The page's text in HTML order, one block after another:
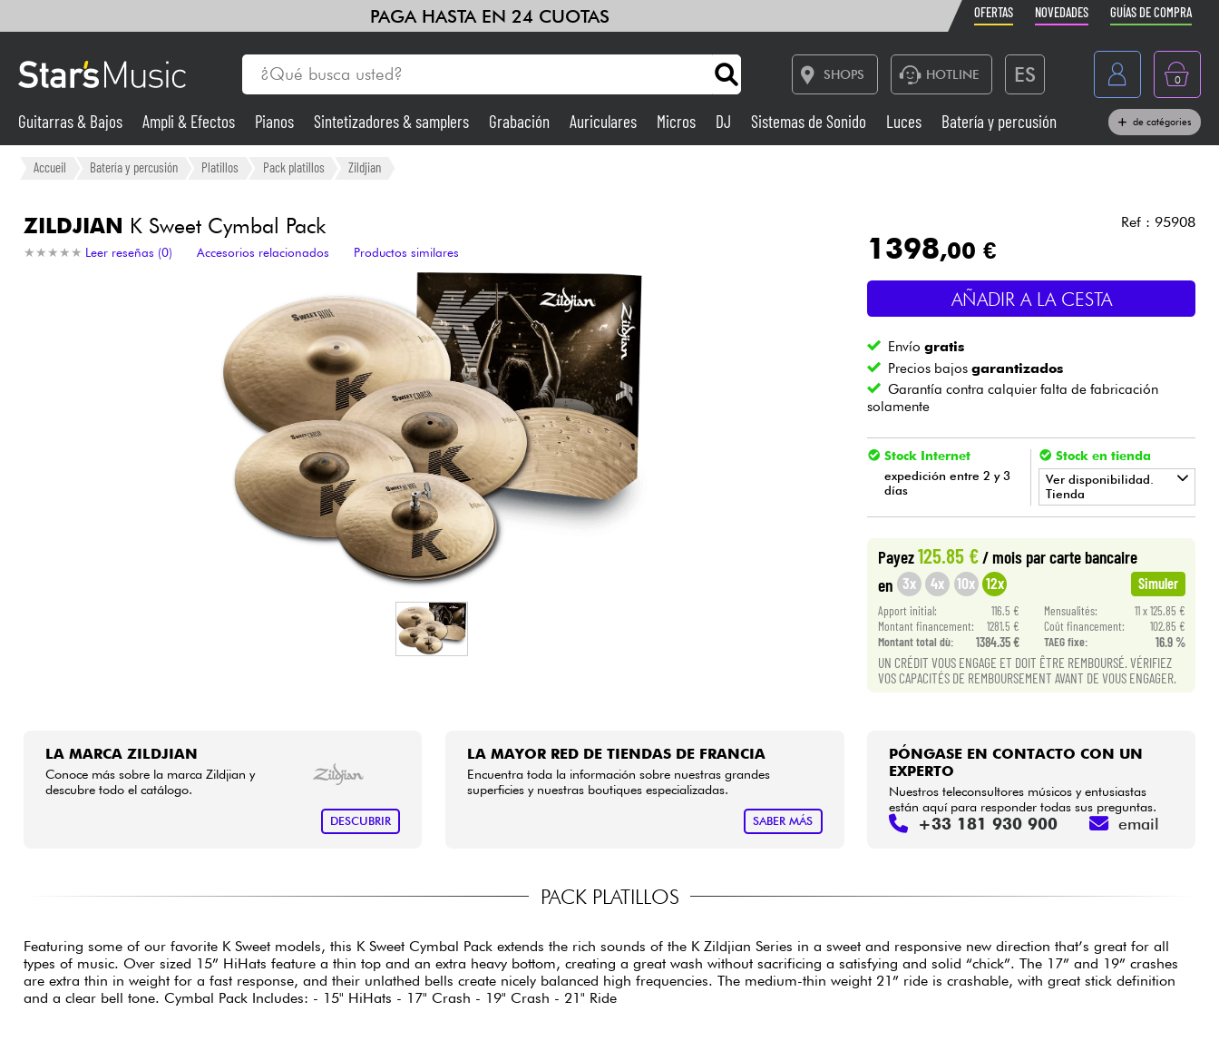
PAGA HASTA EN 24 CUOTAS OFERTAS NOVEDADES GUÍAS DE COMPRA
SHOPS HOTLINE ES
France
Belgique
Nederland
0
Guitarras & Bajos
Sintetizadores & samplers
Sistemas de Sonido
Batería y percusión Vientos
Niños Cables & Acces.
Bundle
Ver nuestras marcas
Guitarras & Bajos Ampli & Efectos Pianos Sintetizadores & samplers Grabación Auriculares Micros DJ Sistemas de Sonido Luces Batería y percusión de catégories
Accueil Batería y percusión Platillos Pack platillos Zildjian
ZILDJIAN K Sweet Cymbal Pack
★ ★ ★ ★ ★
★ ★ ★ ★ ★ Leer reseñas (0) Accesorios relacionados Productos similares
Ref : 95908
1398,00 €
AÑADIR A LA CESTA
Envíogratis
Precios bajosgarantizados
Garantía contra calquier falta de fabricación
solamente
Stock Internet
expedición entre 2 y 3
días
Stock en tienda
Ver disponibilidad.
Tienda
Payez125.85 €/ mois par carte bancaire
en 3x 4x 10x 12x Simuler
Apport initial: 116.5 € Mensualités:
11 x 125.85 €
Montant financement:
1281.5 € Coût financement:
102.85 €
Montant total dù:
1384.35 € TAEG fixe: 16.9 %
UN CRÉDIT VOUS ENGAGE ET DOIT ÊTRE REMBOURSÉ. VÉRIFIEZ
VOS CAPACITÉS DE REMBOURSEMENT AVANT DE VOUS ENGAGER.
LA MARCA ZILDJIAN
Conoce más sobre la marca Zildjian y
descubre todo el catálogo.
DESCUBRIR
LA MAYOR RED DE TIENDAS DE FRANCIA
Encuentra toda la información sobre nuestras grandes
superficies y nuestras boutiques especializadas.
SABER MÁS
PÓNGASE EN CONTACTO CON UN
EXPERTO
Nuestros teleconsultores músicos y entusiastas
están aquí para responder todas sus preguntas.
+33 181 930 900 email
PACK PLATILLOS
Featuring some of our favorite K Sweet models, this K Sweet Cymbal Pack extends the rich sounds of the K Zildjian Series in a sweet and responsive new direction that’s great for all
types of music. Over sized 15” HiHats feature a thin top and an extra heavy bottom, creating a great wash without sacrificing a satisfying and solid “chick”. The 17” and 19” crashes
are extra thin in weight for a fast response, and their unlathed bells create nicely balanced high frequencies. The medium-thin weight 21” ride is crashable, with great stick definition
and a clear bell tone. Cymbal Pack Includes: - 15" HiHats - 17" Crash - 19" Crash - 21" Ride